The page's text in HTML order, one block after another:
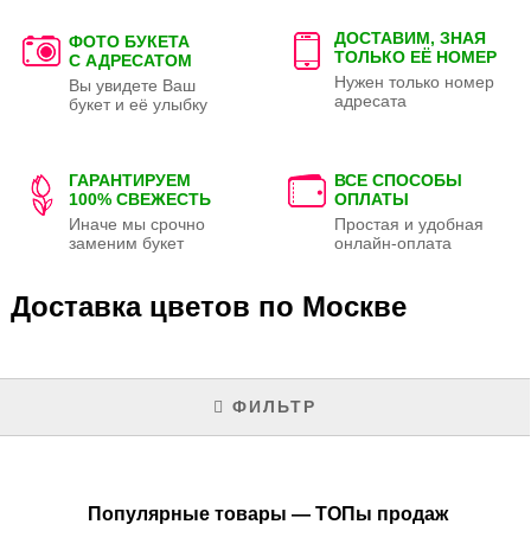
ФОТО БУКЕТА
С АДРЕСАТОМ
Вы увидете Ваш
букет и её улыбку
ДОСТАВИМ, ЗНАЯ
ТОЛЬКО ЕЁ НОМЕР
Нужен только номер
адресата
ГАРАНТИРУЕМ
100% СВЕЖЕСТЬ
Иначе мы срочно
заменим букет
ВСЕ СПОСОБЫ
ОПЛАТЫ
Простая и удобная
онлайн-оплата
Доставка цветов по Москве
ФИЛЬТР
Популярные товары — ТОПы продаж